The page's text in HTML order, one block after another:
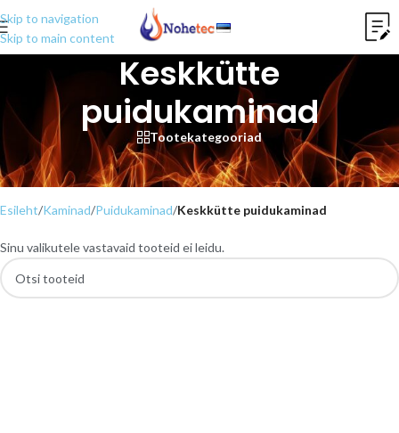
Skip to navigation
Skip to main content
Keskkütte
puidukaminad
Tootekategooriad
Keskkütte puidukaminad on veesärgiga kaminad mis võimaldavad
kamina kütmisel eralduva soojuse kanda üle keskküttesüsteemi.
Esileht/Kaminad/Puidukaminad/Keskkütte puidukaminad
Sinu valikutele vastavaid tooteid ei leidu.